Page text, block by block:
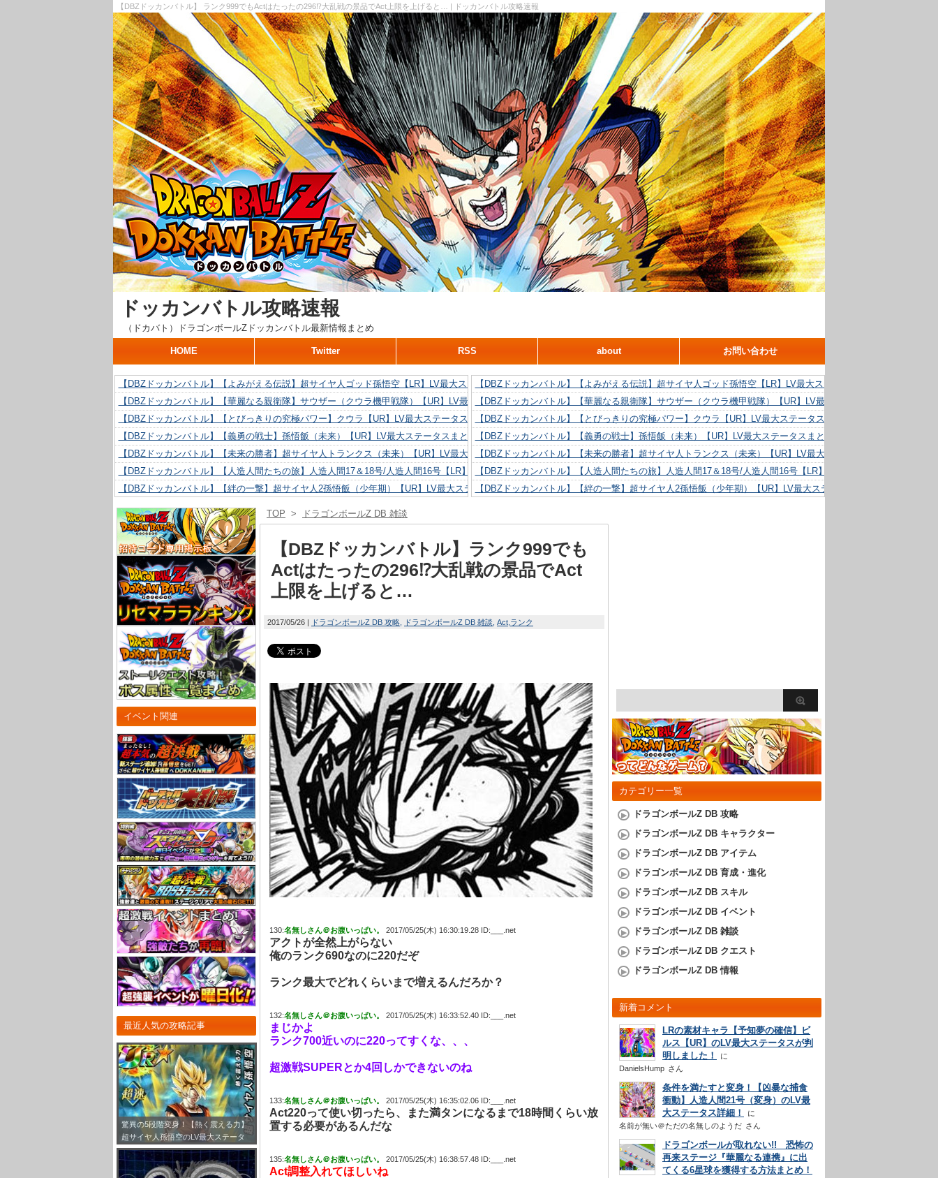
【DBZドッカンバトル】 ランク999でもActはたったの296⁉大乱戦の景品でAct上限を上げると… | ドッカンバトル攻略速報
ドッカンバトル攻略速報
（ドカバト）ドラゴンボールZドッカンバトル最新情報まとめ
HOME Twitter RSS about お問い合わせ
【DBZドッカンバトル】【よみがえる伝説】超サイヤ人ゴッド孫悟空【LR】LV最大ステータスまとめ！
【DBZドッカンバトル】【華麗なる親衛隊】サウザー（クウラ機甲戦隊）【UR】LV最大ステータスまとめ！
【DBZドッカンバトル】【とびっきりの究極パワー】クウラ【UR】LV最大ステータスまとめ！
【DBZドッカンバトル】【義勇の戦士】孫悟飯（未来）【UR】LV最大ステータスまとめ！
【DBZドッカンバトル】【未来の勝者】超サイヤ人トランクス（未来）【UR】LV最大ステータスまとめ！
【DBZドッカンバトル】【人造人間たちの旅】人造人間17＆18号/人造人間16号【LR】LV最大ステータスまとめ！
【DBZドッカンバトル】【絆の一撃】超サイヤ人2孫悟飯（少年期）【UR】LV最大ステータスまとめ！
【DBZドッカンバトル】【抗い続ける精神力】人造人間18号【UR】LV最大ステータスまとめ！
【DBZドッカンバトル】【技巧とひらめき】クリリン【UR】LV最大ステータスまとめ！
【DBZドッカンバトル】【新たに得た好機】人造人間16号【UR】LV最大ステータスまとめ！
【DBZドッカンバトル】【よみがえる伝説】超サイヤ人ゴッド孫悟空【LR】LV最大ステータスまとめ！
【DBZドッカンバトル】【華麗なる親衛隊】サウザー（クウラ機甲戦隊）【UR】LV最大ステータスまとめ！
【DBZドッカンバトル】【とびっきりの究極パワー】クウラ【UR】LV最大ステータスまとめ！
【DBZドッカンバトル】【義勇の戦士】孫悟飯（未来）【UR】LV最大ステータスまとめ！
【DBZドッカンバトル】【未来の勝者】超サイヤ人トランクス（未来）【UR】LV最大ステータスまとめ！
【DBZドッカンバトル】【人造人間たちの旅】人造人間17＆18号/人造人間16号【LR】LV最大ステータスまとめ！
【DBZドッカンバトル】【絆の一撃】超サイヤ人2孫悟飯（少年期）【UR】LV最大ステータスまとめ！
【DBZドッカンバトル】【技巧とひらめき】クリリン【UR】LV最大ステータスまとめ！
【DBZドッカンバトル】【新たに得た好機】人造人間16号【UR】LV最大ステータスまとめ！
イベント関連
最近人気の攻略記事
驚異の5段階変身！【熱く震える力】
超サイヤ人孫悟空のLV最大ステータ
ス！
TOP > ドラゴンボールZ DB 雑談
【DBZドッカンバトル】ランク999でも
Actはたったの296⁉大乱戦の景品でAct
上限を上げると…
2017/05/26 ドラゴンボールZ DB 攻略 ドラゴンボールZ DB 雑談 Act ランク
130:名無しさん＠お腹いっぱい。 2017/05/25(木) 16:30:19.28 ID:___.net
アクトが全然上がらない
俺のランク690なのに220だぞ
ランク最大でどれくらいまで増えるんだろか？
132:名無しさん＠お腹いっぱい。 2017/05/25(木) 16:33:52.40 ID:___.net
まじかよ
ランク700近いのに220ってすくな、、、
超激戦SUPERとか4回しかできないのね
133:名無しさん＠お腹いっぱい。 2017/05/25(木) 16:35:02.06 ID:___.net
Act220って使い切ったら、また満タンになるまで18時間くらい放
置する必要があるんだな
135:名無しさん＠お腹いっぱい。 2017/05/25(木) 16:38:57.48 ID:___.net
Act調整入れてほしいね
カテゴリー一覧
ドラゴンボールZ DB 攻略
ドラゴンボールZ DB キャラクター
ドラゴンボールZ DB アイテム
ドラゴンボールZ DB 育成・進化
ドラゴンボールZ DB スキル
ドラゴンボールZ DB イベント
ドラゴンボールZ DB 雑談
ドラゴンボールZ DB クエスト
ドラゴンボールZ DB 情報
新着コメント
LRの素材キャラ【予知夢の確信】ビ
ルス【UR】のLV最大ステータスが判
明しました！
DanielsHump さん
条件を満たすと変身！【凶暴な捕食
衝動】人造人間21号（変身）のLV最
大ステータス詳細！
名前が無い＠ただの名無しのようだ さん
ドラゴンボールが取れない!! 恐怖の
再来ステージ『華麗なる連携』に出
てくる6星球を獲得する方法まとめ！